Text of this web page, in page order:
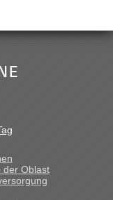
im Text gleich
"auf dieser
der Oblast